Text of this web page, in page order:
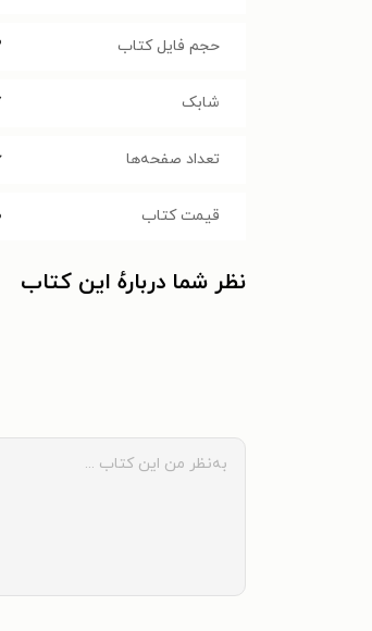
حجم فایل کتاب
شابک
تعداد صفحه‌ها
قیمت کتاب
نظر شما دربارهٔ این کتاب